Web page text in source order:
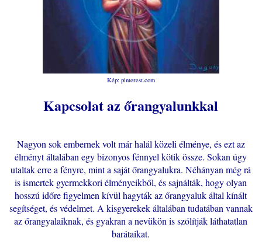
Kép: pinterest.com
Kapcsolat az őrangyalunkkal
Nagyon sok embernek volt már halál közeli élménye, és ezt az
élményt általában egy bizonyos fénnyel kötik össze. Sokan úgy
utaltak erre a fényre, mint a saját őrangyalukra. Néhányan még rá
is ismertek gyermekkori élményeikből, és sajnálták, hogy olyan
hosszú időre figyelmen kívül hagyták az őrangyaluk által kínált
segítséget, és védelmet. A kisgyerekek általában tudatában vannak
az őrangyalaiknak, és gyakran a nevükön is szólítják láthatatlan
barátaikat.